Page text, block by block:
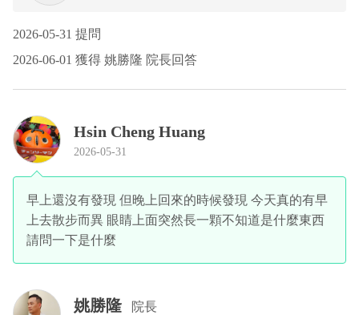
2026-05-31 提問
2026-06-01 獲得 姚勝隆 院長回答
Hsin Cheng Huang
2026-05-31
早上還沒有發現 但晚上回來的時候發現 今天真的有早
上去散步而異 眼睛上面突然長一顆不知道是什麼東西
請問一下是什麼
姚勝隆 院長